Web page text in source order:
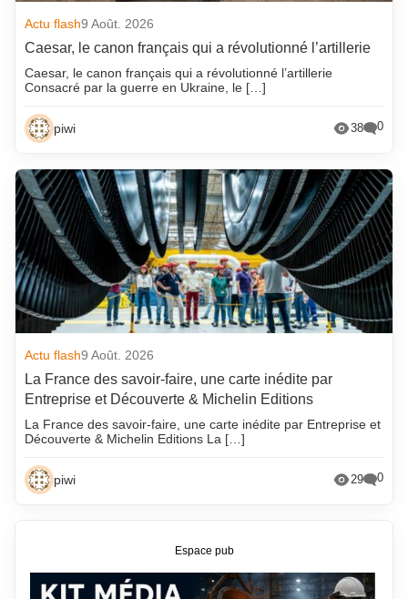
Actu flash9 Août. 2026
Caesar, le canon français qui a révolutionné l’artillerie
Caesar, le canon français qui a révolutionné l’artillerie
Consacré par la guerre en Ukraine, le […]
piwi 38 0
Actu flash9 Août. 2026
La France des savoir-faire, une carte inédite par
Entreprise et Découverte & Michelin Editions
La France des savoir-faire, une carte inédite par Entreprise et
Découverte & Michelin Editions La […]
piwi 29 0
Espace pub